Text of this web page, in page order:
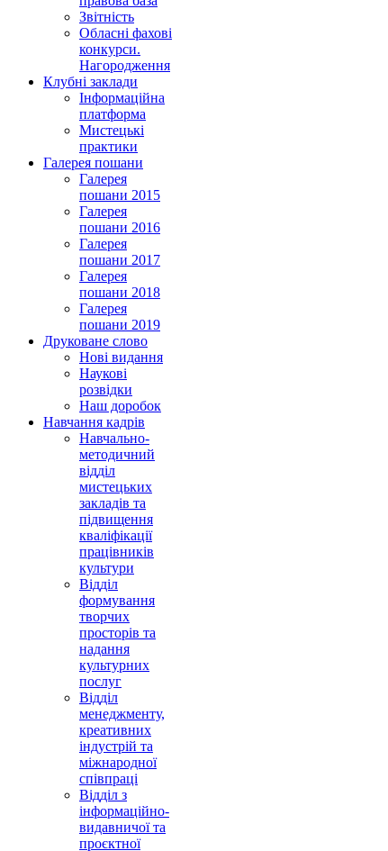
Звітність
Обласні фахові
конкурси.
Нагородження
Клубні заклади
Інформаційна
платформа
Мистецькі
практики
Галерея пошани
Галерея
пошани 2015
Галерея
пошани 2016
Галерея
пошани 2017
Галерея
пошани 2018
Галерея
пошани 2019
Друковане слово
Нові видання
Наукові
розвідки
Наш доробок
Навчання кадрів
Навчально-
методичний
відділ
мистецьких
закладів та
підвищення
кваліфікації
працівників
культури
Відділ
формування
творчих
просторів та
надання
культурних
послуг
Відділ
менеджменту,
креативних
індустрій та
міжнародної
співпраці
Відділ з
інформаційно-
видавничої та
проєктної